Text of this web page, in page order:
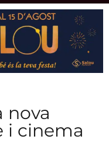
nova
i cinema